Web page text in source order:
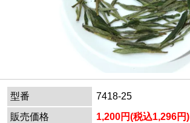
型番
7418-25
販売価格
1,200円(税込1,296円)